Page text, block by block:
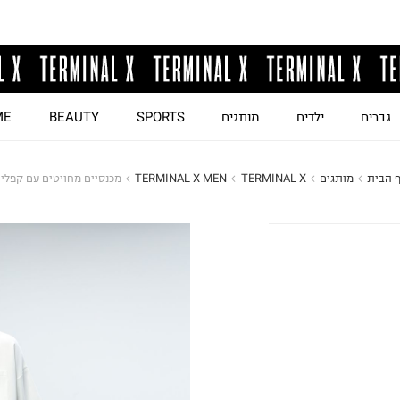
גברים ילדים מותגים SPORTS
BEAUTY
הבית מותגים TERMINAL X
TERMINAL X MEN מכנסיים מחויטים עם